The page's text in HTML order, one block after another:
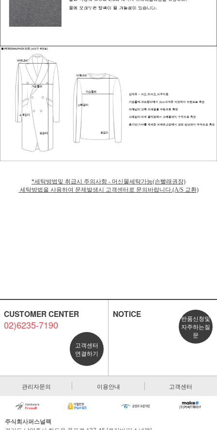
*세탁방법및 취급시 주의사항 - 머신물세탁가능(손빨래권장)
세탁방법을 사용하여 문제발생시 고객센터로 문의바랍니다.(A/S 교환)
CUSTOMER CENTER
02)6235-7190
고객센터
연결하기
NOTICE
반품신청및
자주하는질
문
관리자문의 이용안내 고객센터
주식회사퍼스널팩